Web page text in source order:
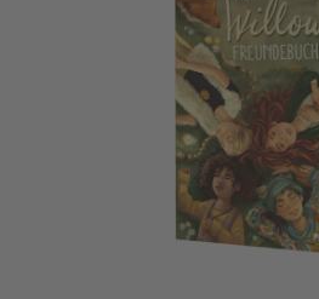
Ein Mädchen namens Willow: